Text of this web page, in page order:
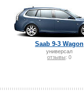
Saab 9-3 Wagon
универсал
отзывы: 0